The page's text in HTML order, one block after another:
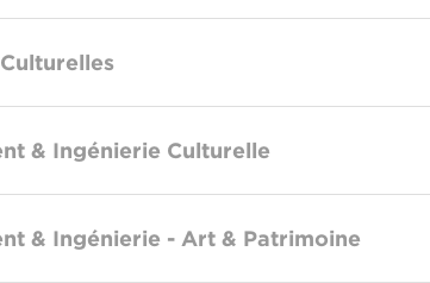
& Ingénierie Culturelle
& Ingénierie - Art & Patrimoine